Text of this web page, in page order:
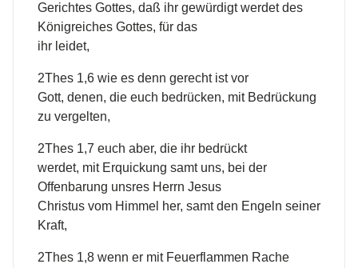
Gerichtes Gottes, daß ihr gewürdigt werdet des
Königreiches Gottes, für das
ihr leidet,
2Thes 1,6 wie es denn gerecht ist vor
Gott, denen, die euch bedrücken, mit Bedrückung
zu vergelten,
2Thes 1,7 euch aber, die ihr bedrückt
werdet, mit Erquickung samt uns, bei der
Offenbarung unsres Herrn Jesus
Christus vom Himmel her, samt den Engeln seiner
Kraft,
2Thes 1,8 wenn er mit Feuerflammen Rache